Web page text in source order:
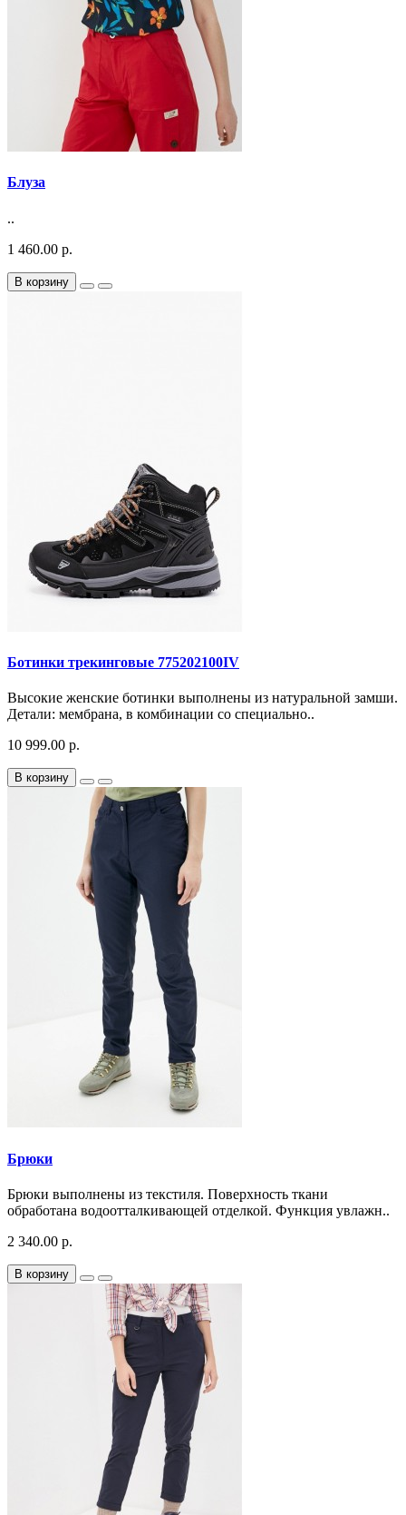
Блуза
..
1 460.00 р.
В корзину
Ботинки трекинговые 775202100IV
Высокие женские ботинки выполнены из натуральной замши.
Детали: мембрана, в комбинации со специально..
10 999.00 р.
В корзину
Брюки
Брюки выполнены из текстиля. Поверхность ткани
обработана водоотталкивающей отделкой. Функция увлажн..
2 340.00 р.
В корзину